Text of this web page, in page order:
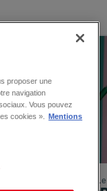
proposer une
navigation
Vous pouvez
cookies ».
Mentions